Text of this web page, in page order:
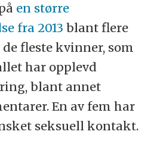
en større
fra 2013 blant flere
fleste kvinner, som
har opplevd
blant annet
En av fem har
seksuell kontakt.